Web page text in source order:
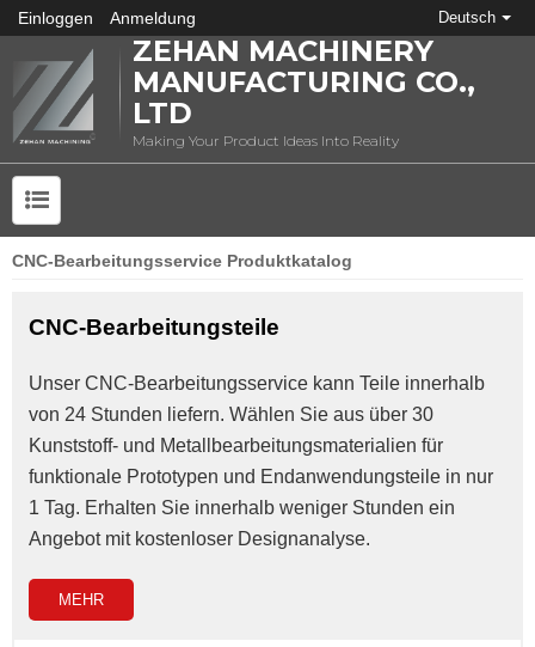
Einloggen Anmeldung Deutsch
ZEHAN MACHINERY
MANUFACTURING CO.,
LTD
Making Your Product Ideas Into Reality
CNC-Bearbeitungsservice Produktkatalog
CNC-Bearbeitungsteile
Unser CNC-Bearbeitungsservice kann Teile innerhalb
von 24 Stunden liefern. Wählen Sie aus über 30
Kunststoff- und Metallbearbeitungsmaterialien für
funktionale Prototypen und Endanwendungsteile in nur
1 Tag. Erhalten Sie innerhalb weniger Stunden ein
Angebot mit kostenloser Designanalyse.
MEHR